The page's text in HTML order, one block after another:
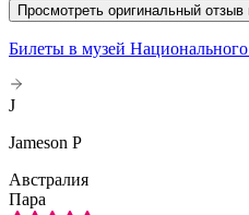
Просмотреть оригинальный отзыв
Билеты в музей
J
Jameson P
Австралия
Пара